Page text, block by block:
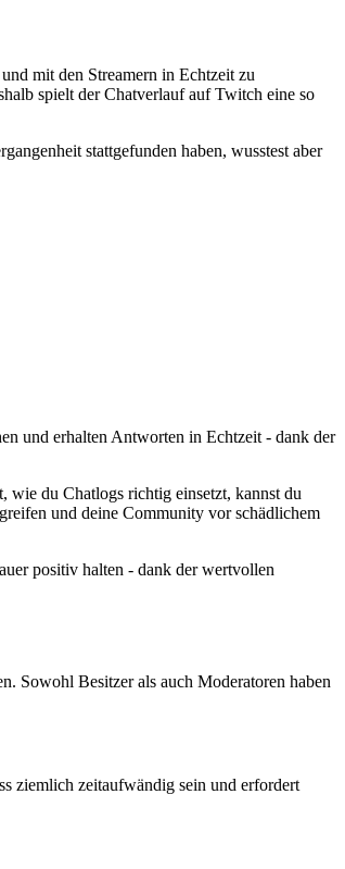
mit den Streamern in Echtzeit zu
spielt der Chatverlauf auf Twitch eine so
stattgefunden haben, wusstest aber
und erhalten Antworten in Echtzeit - dank der
wie du Chatlogs richtig einsetzt, kannst du
und deine Community vor schädlichem
positiv halten - dank der wertvollen
Sowohl Besitzer als auch Moderatoren haben
ziemlich zeitaufwändig sein und erfordert